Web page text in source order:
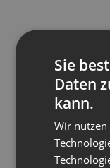
Sie
Daten
kann.
Wir nutzen